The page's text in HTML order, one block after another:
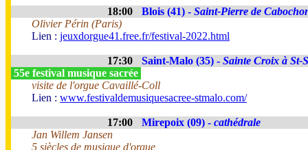
18:00 Blois (41) - Saint-Pierre de
Olivier Périn (Paris)
Lien : jeuxdorgue41.free.fr/festival-2022.html
17:30 Saint-Malo (35) - Sainte Croix à St-
55e festival musique sacrée
visite de l'orgue Cavaillé-Coll
Lien : www.festivaldemusiquesacree-stmalo.com/
17:00 Mirepoix (09) - cathédrale
Jan Willem Jansen
5 siècles de musique d'orgue